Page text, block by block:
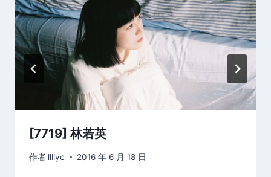
[7719] 林若英
作者 llliyc 2016 年 6 月 18 日